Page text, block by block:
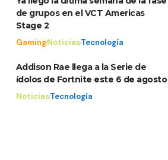
de grupos en el VCT Americas
Stage 2
GamingNoticiasTecnología
Addison Rae llega a la Serie de
ídolos de Fortnite este 6 de agosto
NoticiasTecnología